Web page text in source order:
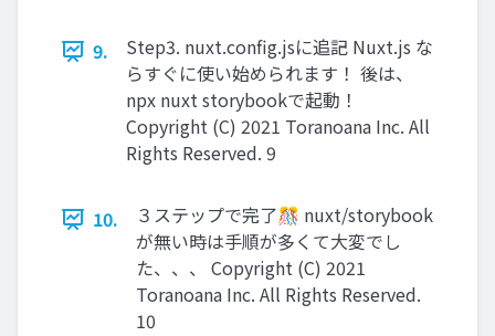
9.
Step3. nuxt.conﬁg.jsに追記 Nuxt.js な
らすぐに使い始められます！ 後は、
npx nuxt storybookで起動！
Copyright (C) 2021 Toranoana Inc. All
Rights Reserved. 9
10.
３ステップで完了🎊 nuxt/storybook
が無い時は手順が多くて大変でし
た、、、 Copyright (C) 2021
Toranoana Inc. All Rights Reserved.
10